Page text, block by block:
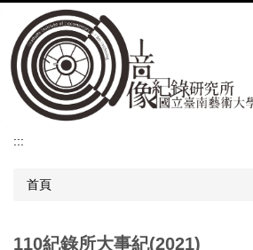
到
主
要
內
:::
首頁
110紀錄所大事紀(2021)